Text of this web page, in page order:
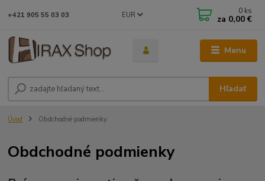
Menu
EUR
Hľadať
+421 905 55 03 03 0 ks
za 0,00 €
Úvod Obdchodné podmienky
Obdchodné podmienky